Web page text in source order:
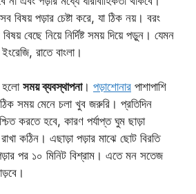
বিষয় পড়ার চেষ্টা করে, যা ঠিক নয়। বরং
বেছে নিয়ে নির্দিষ্ট সময় দিয়ে পড়ুন। যেমন
রাতে বাংলা।
হলো সময় ব্যবস্থাপনা। পড়াশোনার পাশাপাশি
সময় মেনে চলা খুব জরুরি। প্রতিদিন
করতে হবে, কারণ পর্যাপ্ত ঘুম ছাড়া
কঠিন। এছাড়া পড়ার মাঝে ছোট বিরতি
পর ১০ মিনিট বিশ্রাম। এতে মন সতেজ